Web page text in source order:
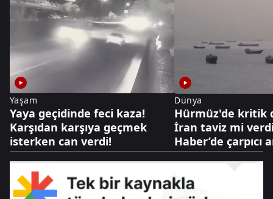
Yaşam
Yaya geçidinde feci kaza!
Karşıdan karşıya geçmek
isterken can verdi!
Dünya
Hürmüz'de kritik
İran taviz mi
Haber’de çarpıcı